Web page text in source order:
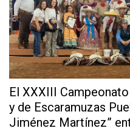
El XXXIII
y de Escaramuzas
Jiménez Martínez”